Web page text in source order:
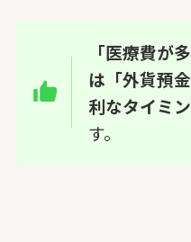
「医療費が
は「外貨預
利なタイミン
す。